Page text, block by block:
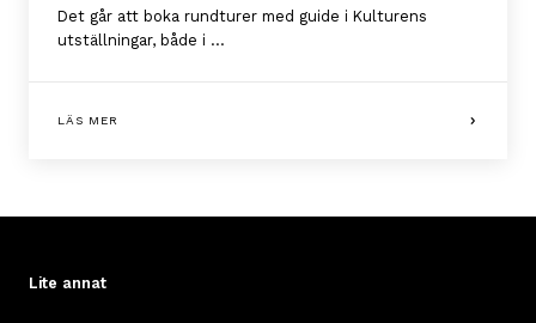
Det går att boka rundturer med guide i Kulturens
utställningar, både i ...
LÄS MER
Lite annat